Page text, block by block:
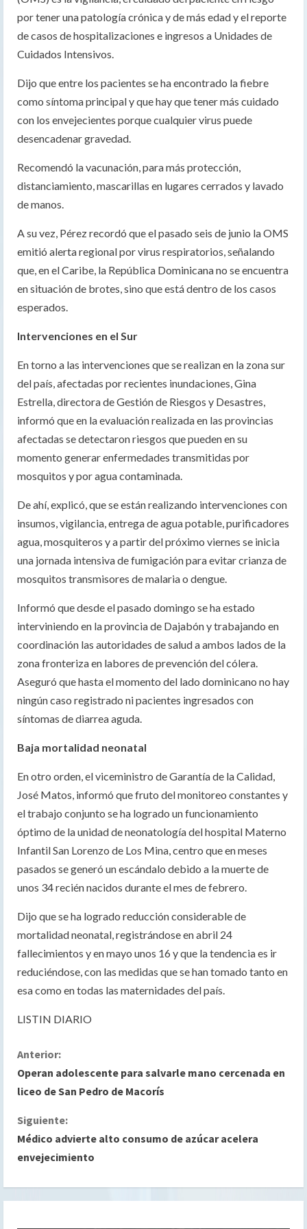
por tener una patología crónica y de más edad y el reporte
de casos de hospitalizaciones e ingresos a Unidades de
Cuidados Intensivos.
Dijo que entre los pacientes se ha encontrado la fiebre
como síntoma principal y que hay que tener más cuidado
con los envejecientes porque cualquier virus puede
desencadenar gravedad.
Recomendó la vacunación, para más protección,
distanciamiento, mascarillas en lugares cerrados y lavado
de manos.
A su vez, Pérez recordó que el pasado seis de junio la OMS
emitió alerta regional por virus respiratorios, señalando
que, en el Caribe, la República Dominicana no se encuentra
en situación de brotes, sino que está dentro de los casos
esperados.
Intervenciones en el Sur
En torno a las intervenciones que se realizan en la zona sur
del país, afectadas por recientes inundaciones, Gina
Estrella, directora de Gestión de Riesgos y Desastres,
informó que en la evaluación realizada en las provincias
afectadas se detectaron riesgos que pueden en su
momento generar enfermedades transmitidas por
mosquitos y por agua contaminada.
De ahí, explicó, que se están realizando intervenciones con
insumos, vigilancia, entrega de agua potable, purificadores
agua, mosquiteros y a partir del próximo viernes se inicia
una jornada intensiva de fumigación para evitar crianza de
mosquitos transmisores de malaria o dengue.
Informó que desde el pasado domingo se ha estado
interviniendo en la provincia de Dajabón y trabajando en
coordinación las autoridades de salud a ambos lados de la
zona fronteriza en labores de prevención del cólera.
Aseguró que hasta el momento del lado dominicano no hay
ningún caso registrado ni pacientes ingresados con
síntomas de diarrea aguda.
Baja mortalidad neonatal
En otro orden, el viceministro de Garantía de la Calidad,
José Matos, informó que fruto del monitoreo constantes y
el trabajo conjunto se ha logrado un funcionamiento
óptimo de la unidad de neonatología del hospital Materno
Infantil San Lorenzo de Los Mina, centro que en meses
pasados se generó un escándalo debido a la muerte de
unos 34 recién nacidos durante el mes de febrero.
Dijo que se ha logrado reducción considerable de
mortalidad neonatal, registrándose en abril 24
fallecimientos y en mayo unos 16 y que la tendencia es ir
reduciéndose, con las medidas que se han tomado tanto en
esa como en todas las maternidades del país.
LISTIN DIARIO
S
i
g
u
l
Anterior:
Operan adolescente para salvarle mano cercenada en
liceo de San Pedro de Macorís
Siguiente:
Médico advierte alto consumo de azúcar acelera
envejecimiento